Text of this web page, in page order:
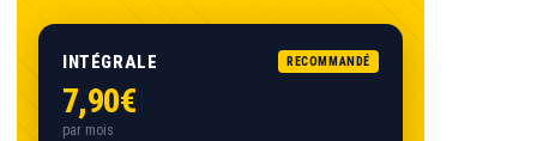
INTÉGRALE RECOMMANDÉ
7,90€
par mois